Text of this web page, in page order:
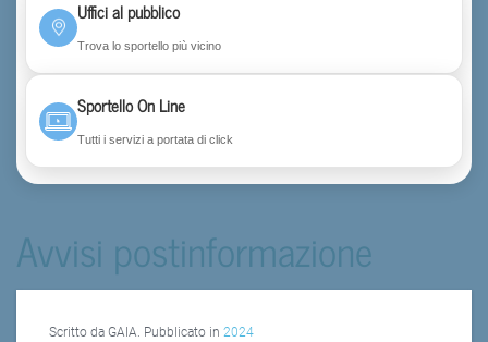
Uffici al pubblico
Trova lo sportello più vicino
Sportello On Line
Tutti i servizi a portata di click
Avvisi postinformazione
Scritto da GAIA. Pubblicato in 2024